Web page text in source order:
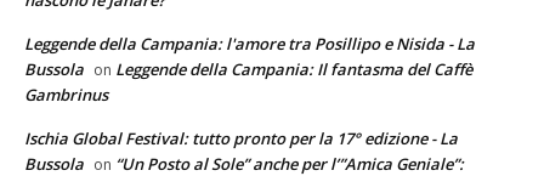
Leggende della Campania: l'amore tra Posillipo e Nisida - La
Bussola on Leggende della Campania: Il fantasma del Caffè
Gambrinus
Ischia Global Festival: tutto pronto per la 17° edizione - La
Bussola on “Un Posto al Sole” anche per l’”Amica Geniale”: